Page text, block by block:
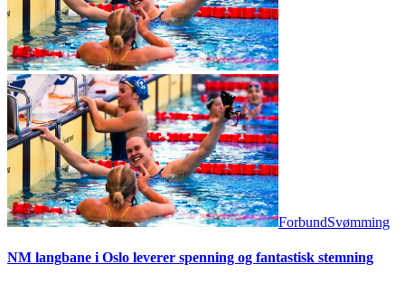
ForbundSvømming
NM langbane i Oslo leverer spenning og fantastisk stemning